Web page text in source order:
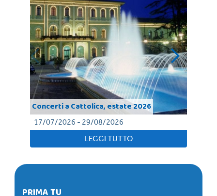
Concerti a Cattolica, estate 2026
17/07/2026 - 29/08/2026
LEGGI TUTTO
PRIMA TU